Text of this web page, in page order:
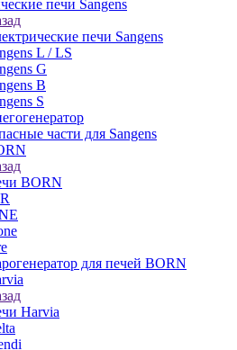
печи Sangens
печи Sangens
L / LS
G
B
S
части для Sangens
BORN
для печей BORN
Harvia